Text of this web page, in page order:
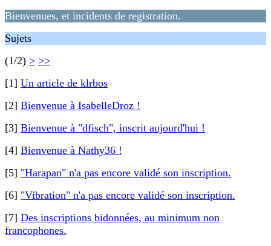
Bienvenues, et incidents de registration.
Sujets
(1/2) > >>
[1] Un article de klrbos
[2] Bienvenue à IsabelleDroz !
[3] Bienvenue à "dfisch", inscrit aujourd'hui !
[4] Bienvenue à Nathy36 !
[5] "Harapan" n'a pas encore validé son inscription.
[6] "Vibration" n'a pas encore validé son inscription.
[7] Des inscriptions bidonnées, au minimum non
francophones.